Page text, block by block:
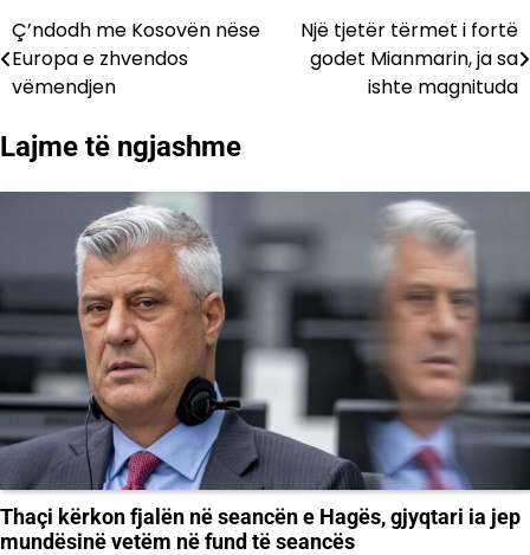
Lëvizje
te
Ç’ndodh me Kosovën nëse
Europa e zhvendos
vëmendjen
Një tjetër tërmet i fortë
godet Mianmarin, ja sa
ishte magnituda
Lajme të ngjashme
Thaçi kërkon fjalën në seancën e Hagës, gjyqtari ia jep
mundësinë vetëm në fund të seancës